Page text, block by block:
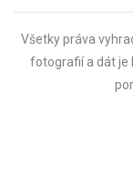
Pápež
Všetky práva
fotografií a dát je